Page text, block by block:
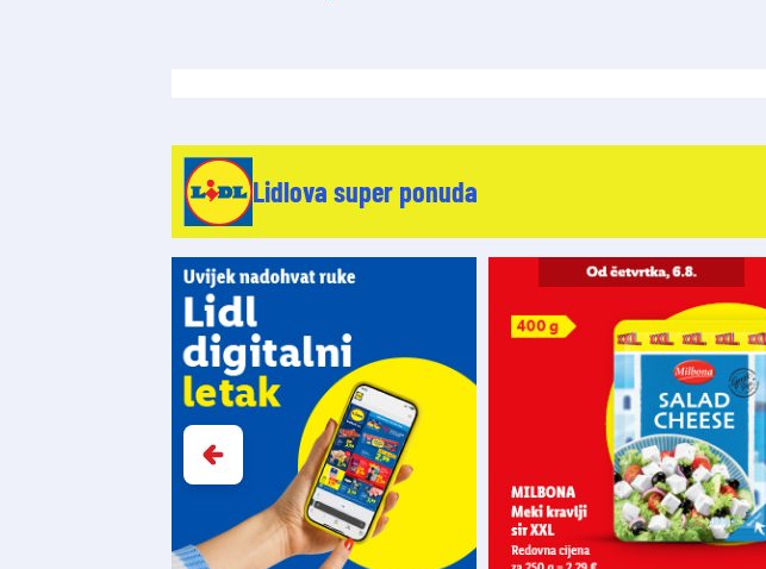
Lidlova super ponuda